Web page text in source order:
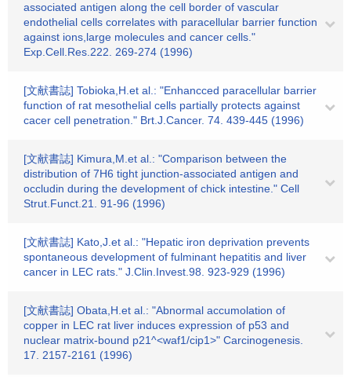
associated antigen along the cell border of vascular
endothelial cells correlates with paracellular barrier function
against ions,large molecules and cancer cells."
Exp.Cell.Res.222. 269-274 (1996)
[文献書誌] Tobioka,H.et al.: "Enhancced paracellular barrier
function of rat mesothelial cells partially protects against
cacer cell penetration." Brt.J.Cancer. 74. 439-445 (1996)
[文献書誌] Kimura,M.et al.: "Comparison between the
distribution of 7H6 tight junction-associated antigen and
occludin during the development of chick intestine." Cell
Strut.Funct.21. 91-96 (1996)
[文献書誌] Kato,J.et al.: "Hepatic iron deprivation prevents
spontaneous development of fulminant hepatitis and liver
cancer in LEC rats." J.Clin.Invest.98. 923-929 (1996)
[文献書誌] Obata,H.et al.: "Abnormal accumolation of
copper in LEC rat liver induces expression of p53 and
nuclear matrix-bound p21^<waf1/cip1>" Carcinogenesis.
17. 2157-2161 (1996)